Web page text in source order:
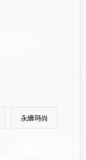
永續時尚